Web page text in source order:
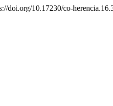
doi.org/10.17230/co-